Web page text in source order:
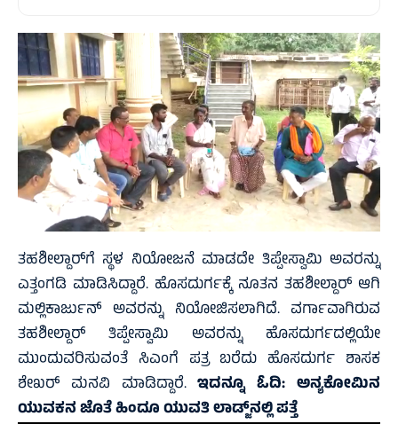
ತಹಶೀಲ್ದಾರ್‌ಗೆ ಸ್ಥಳ ನಿಯೋಜನೆ ಮಾಡದೇ ತಿಪ್ಪೇಸ್ವಾಮಿ ಅವರನ್ನು
ಎತ್ತಂಗಡಿ ಮಾಡಿಸಿದ್ದಾರೆ. ಹೊಸದುರ್ಗಕ್ಕೆ ನೂತನ ತಹಶೀಲ್ದಾರ್ ಆಗಿ
ಮಲ್ಲಿಕಾರ್ಜುನ್ ಅವರನ್ನು ನಿಯೋಜಿಸಲಾಗಿದೆ. ವರ್ಗಾವಾಗಿರುವ
ತಹಶೀಲ್ದಾರ್ ತಿಪ್ಪೇಸ್ವಾಮಿ ಅವರನ್ನು ಹೊಸದುರ್ಗದಲ್ಲಿಯೇ
ಮುಂದುವರಿಸುವಂತೆ ಸಿಎಂಗೆ ಪತ್ರ ಬರೆದು ಹೊಸದುರ್ಗ ಶಾಸಕ
ಶೇಖರ್ ಮನವಿ ಮಾಡಿದ್ದಾರೆ.ಇದನ್ನೂ ಓದಿ:ಅನ್ಯಕೋಮಿನ
ಯುವಕನ ಜೊತೆ ಹಿಂದೂ ಯುವತಿ ಲಾಡ್ಜ್‌ನಲ್ಲಿ ಪತ್ತೆ